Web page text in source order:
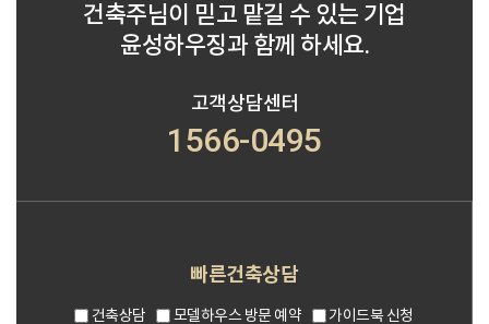
건축주님이 믿고 맡길 수 있는 기업
윤성하우징과 함께 하세요.
고객상담센터
1566-0495
빠른건축상담
건축상담 모델하우스 방문 예약 가이드북 신청